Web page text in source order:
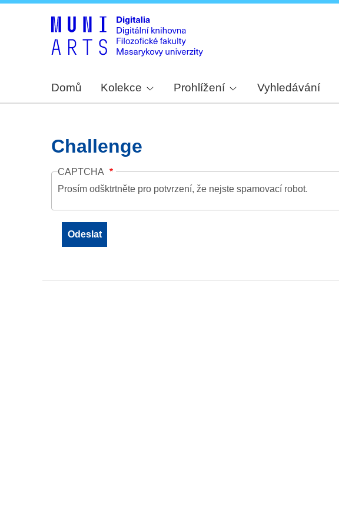
Domů Kolekce Prohlížení Vyhledávání
Challenge
CAPTCHA
Prosím odšktrtněte pro potvrzení, že nejste spamovací robot.